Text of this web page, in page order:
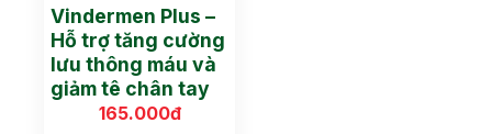
Vindermen Plus –
Hỗ trợ tăng cường
lưu thông máu và
giảm tê chân tay
165.000đ